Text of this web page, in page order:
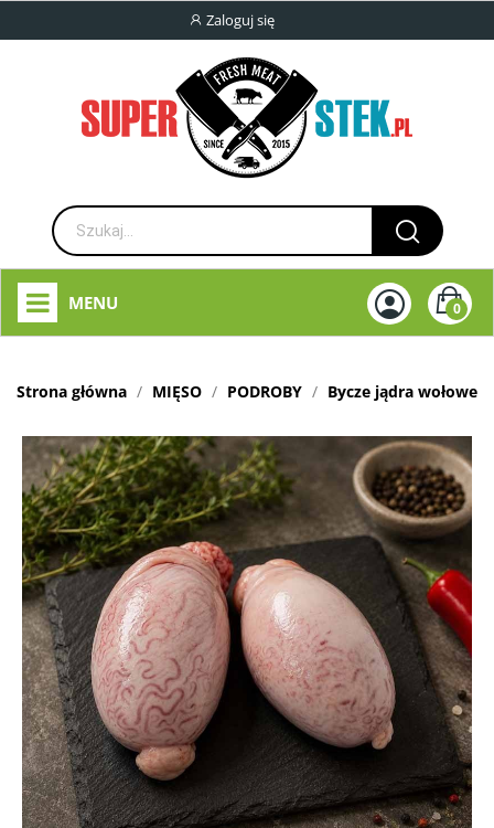
Zaloguj się
0
MENU
Strona główna MIĘSO PODROBY Bycze jądra wołowe